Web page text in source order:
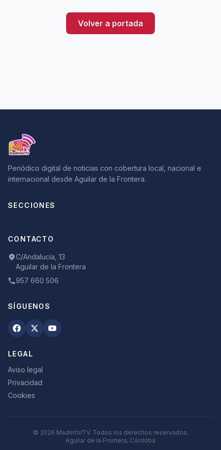
Volver a portada
Periódico digital de noticias con cobertura local, nacional e
internacional desde Aguilar de la Frontera.
SECCIONES
CONTACTO
C/Andalucía, 13
Aguilar de la Frontera
957 660 506
SÍGUENOS
LEGAL
Aviso legal
Privacidad
Cookies
© 2026 MadinforTV. Todos los derechos reservados.
Aguilar de la Frontera, Córdoba